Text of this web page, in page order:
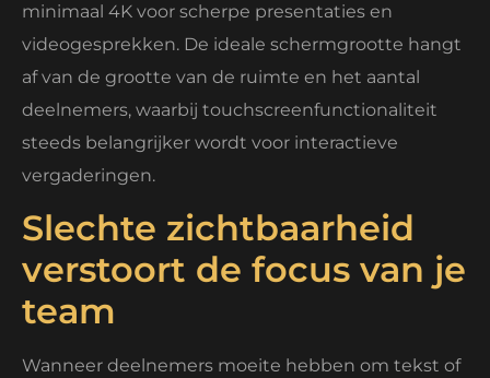
minimaal 4K voor scherpe presentaties en
videogesprekken. De ideale schermgrootte hangt
af van de grootte van de ruimte en het aantal
deelnemers, waarbij touchscreenfunctionaliteit
steeds belangrijker wordt voor interactieve
vergaderingen.
Slechte zichtbaarheid
verstoort de focus van je
team
Wanneer deelnemers moeite hebben om tekst of